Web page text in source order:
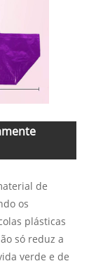
de
os
plásticas
só reduz a
verde e de